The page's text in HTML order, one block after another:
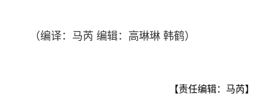
（编译：马芮 编辑：高琳琳 韩鹤）
【责任编辑：马芮】